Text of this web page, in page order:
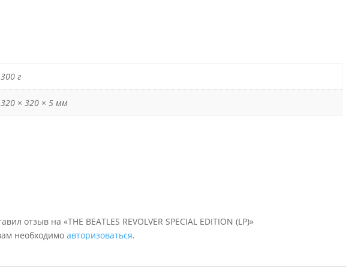
300 г
320 × 320 × 5 мм
отзыв на «THE BEATLES REVOLVER SPECIAL EDITION (LP)»
необходимоавторизоваться.